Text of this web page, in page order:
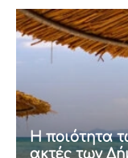
Η ποιότητα
ακτές των